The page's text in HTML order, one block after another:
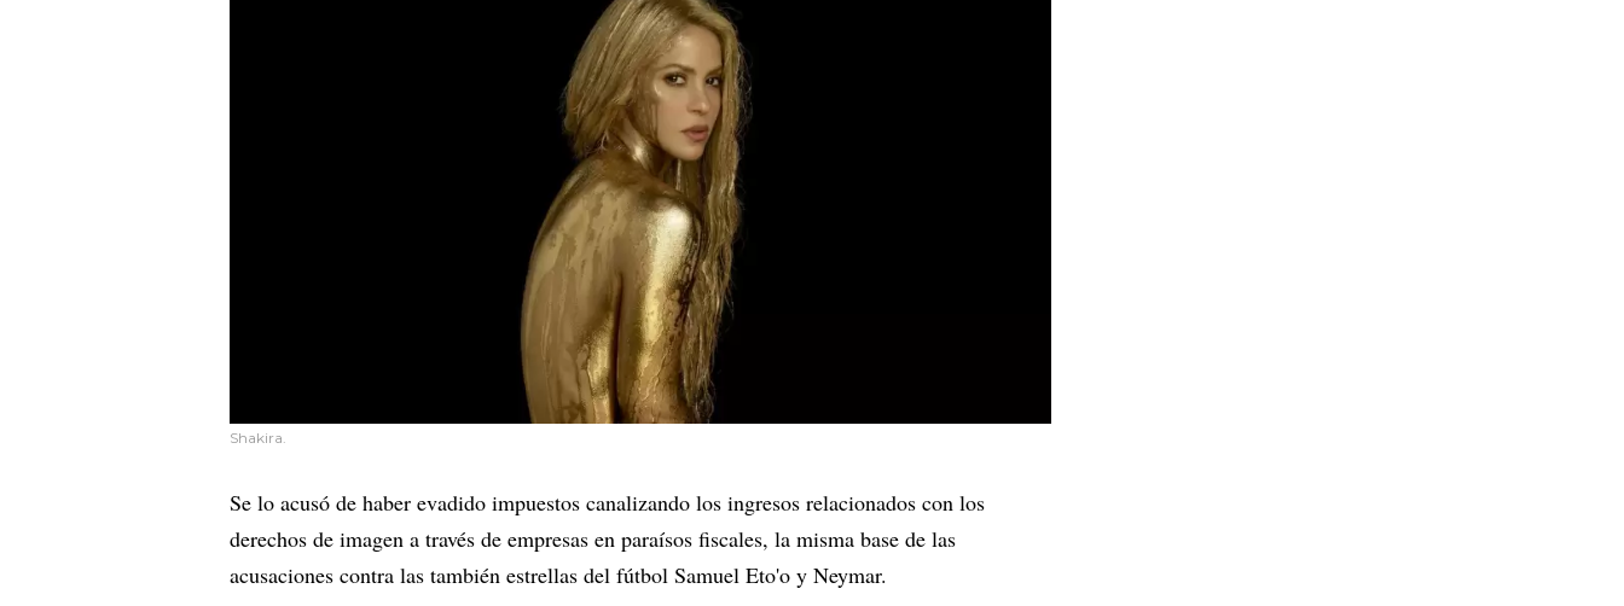
Shakira.
Se lo acusó de haber evadido impuestos canalizando los ingresos relacionados con los
derechos de imagen a través de empresas en paraísos fiscales, la misma base de las
acusaciones contra las también estrellas del fútbol Samuel Eto'o y Neymar.